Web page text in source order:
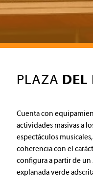
PLAZA DEL
Cuenta con
actividades masivas a
espectáculos
coherencia con el
configura a partir de
explanada verde